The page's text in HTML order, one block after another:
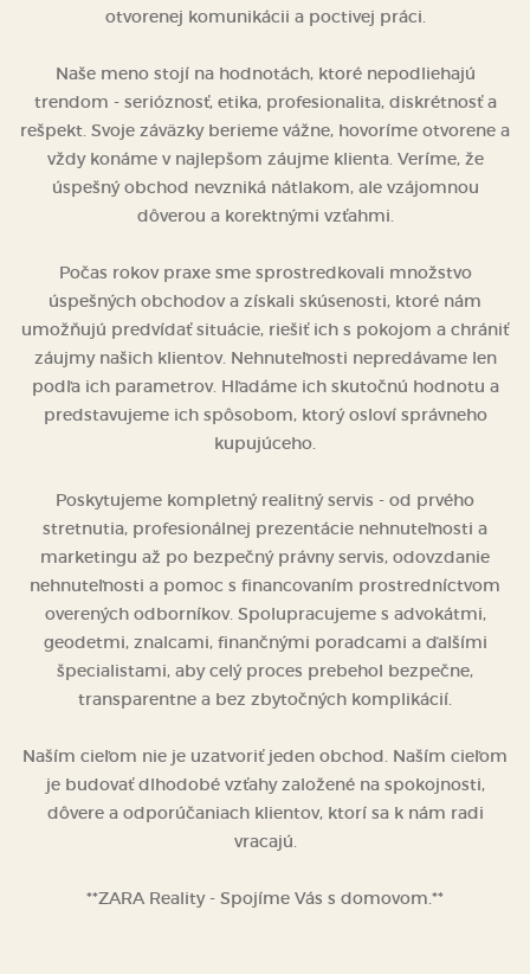
otvorenej komunikácii a poctivej práci.
Naše meno stojí na hodnotách, ktoré nepodliehajú
trendom - serióznosť, etika, profesionalita, diskrétnosť a
rešpekt. Svoje záväzky berieme vážne, hovoríme otvorene a
vždy konáme v najlepšom záujme klienta. Veríme, že
úspešný obchod nevzniká nátlakom, ale vzájomnou
dôverou a korektnými vzťahmi.
Počas rokov praxe sme sprostredkovali množstvo
úspešných obchodov a získali skúsenosti, ktoré nám
umožňujú predvídať situácie, riešiť ich s pokojom a chrániť
záujmy našich klientov. Nehnuteľnosti nepredávame len
podľa ich parametrov. Hľadáme ich skutočnú hodnotu a
predstavujeme ich spôsobom, ktorý osloví správneho
kupujúceho.
Poskytujeme kompletný realitný servis - od prvého
stretnutia, profesionálnej prezentácie nehnuteľnosti a
marketingu až po bezpečný právny servis, odovzdanie
nehnuteľnosti a pomoc s financovaním prostredníctvom
overených odborníkov. Spolupracujeme s advokátmi,
geodetmi, znalcami, finančnými poradcami a ďalšími
špecialistami, aby celý proces prebehol bezpečne,
transparentne a bez zbytočných komplikácií.
Naším cieľom nie je uzatvoriť jeden obchod. Naším cieľom
je budovať dlhodobé vzťahy založené na spokojnosti,
dôvere a odporúčaniach klientov, ktorí sa k nám radi
vracajú.
**ZARA Reality - Spojíme Vás s domovom.**